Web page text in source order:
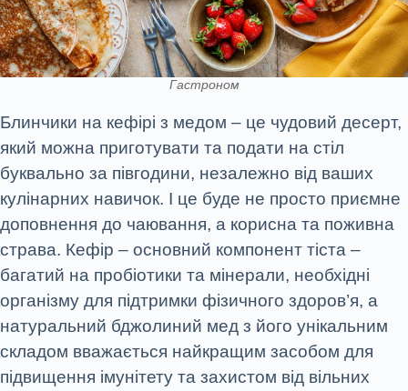
Гастроном
Блинчики на кефірі з медом – це чудовий десерт,
який можна приготувати та подати на стіл
буквально за півгодини, незалежно від ваших
кулінарних навичок. І це буде не просто приємне
доповнення до чаювання, а корисна та поживна
страва. Кефір – основний компонент тіста –
багатий на пробіотики та мінерали, необхідні
організму для підтримки фізичного здоров’я, а
натуральний бджолиний мед з його унікальним
складом вважається найкращим засобом для
підвищення імунітету та захистом від вільних